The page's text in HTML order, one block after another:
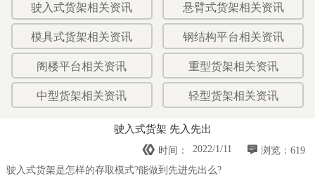
驶入式货架相关资讯 悬臂式货架相关资讯
模具式货架相关资讯 钢结构平台相关资讯
阁楼平台相关资讯 重型货架相关资讯
中型货架相关资讯 轻型货架相关资讯
驶入式货架 先入先出
 浏览：619
 时间：
2022/1/11
驶入式货架是怎样的存取模式?能做到先进先出么?